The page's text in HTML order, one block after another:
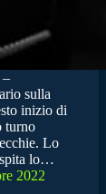
sulla
inizio di
turno
Lo
lo…
2022